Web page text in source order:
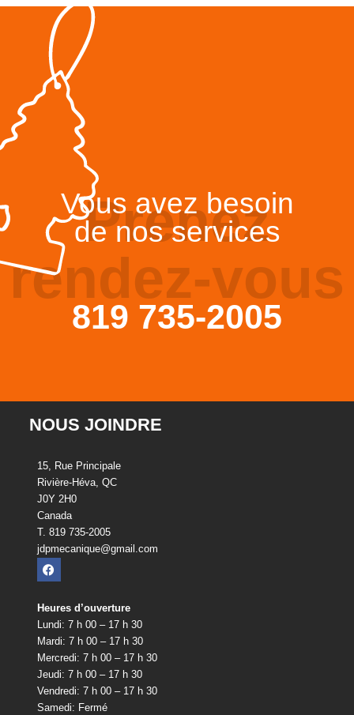
Prenez
rendez-vous
Vous avez besoin
de nos services
819 735-2005
NOUS JOINDRE
15, Rue Principale
Rivière-Héva, QC
J0Y 2H0
Canada
T. 819 735-2005
jdpmecanique@gmail.com
Heures d’ouverture
Lundi: 7 h 00 – 17 h 30
Mardi: 7 h 00 – 17 h 30
Mercredi: 7 h 00 – 17 h 30
Jeudi: 7 h 00 – 17 h 30
Vendredi: 7 h 00 – 17 h 30
Samedi: Fermé